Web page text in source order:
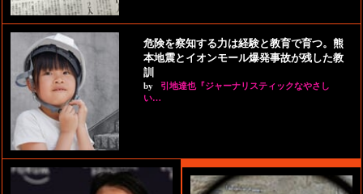
危険を察知する力は経験と教育で育つ。熊
本地震とイオンモール爆発事故が残した教
訓
by
引地達也『ジャーナリスティックなやさし
い…